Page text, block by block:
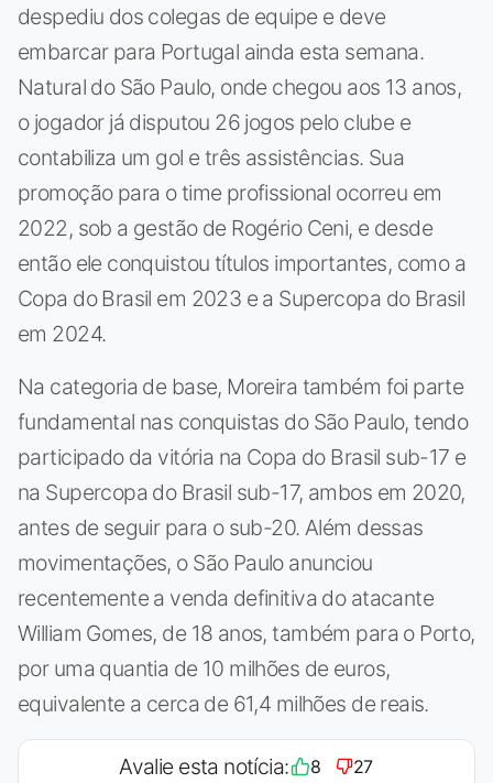
despediu dos colegas de equipe e deve
embarcar para Portugal ainda esta semana.
Natural do São Paulo, onde chegou aos 13 anos,
o jogador já disputou 26 jogos pelo clube e
contabiliza um gol e três assistências. Sua
promoção para o time profissional ocorreu em
2022, sob a gestão de Rogério Ceni, e desde
então ele conquistou títulos importantes, como a
Copa do Brasil em 2023 e a Supercopa do Brasil
em 2024.
Na categoria de base, Moreira também foi parte
fundamental nas conquistas do São Paulo, tendo
participado da vitória na Copa do Brasil sub-17 e
na Supercopa do Brasil sub-17, ambos em 2020,
antes de seguir para o sub-20. Além dessas
movimentações, o São Paulo anunciou
recentemente a venda definitiva do atacante
William Gomes, de 18 anos, também para o Porto,
por uma quantia de 10 milhões de euros,
equivalente a cerca de 61,4 milhões de reais.
Avalie esta notícia: 8 27